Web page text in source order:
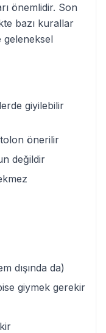
önemlidir. Son
bazı kurallar
geleneksel
giyilebilir
önerilir
değildir
dışında da)
giymek gerekir